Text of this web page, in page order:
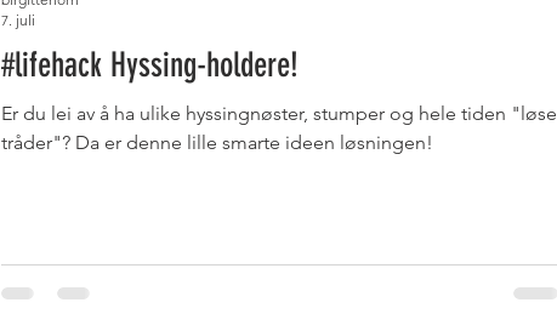
#lifehack Hyssing-holdere!
Er du lei av å ha ulike hyssingnøster, stumper og hele tiden "løse
tråder"? Da er denne lille smarte ideen løsningen!
7. juli